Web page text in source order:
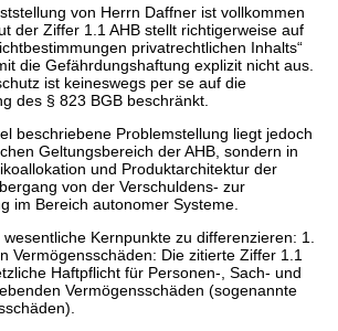
von Herrn Daffner ist vollkommen
der Ziffer 1.1 AHB stellt richtigerweise auf
privatrechtlichen Inhalts“
die Gefährdungshaftung explizit nicht aus.
ist keineswegs per se auf die
des § 823 BGB beschränkt.
beschriebene Problemstellung liegt jedoch
Geltungsbereich der AHB, sondern in
und Produktarchitektur der
von der Verschuldens- zur
im Bereich autonomer Systeme.
Kernpunkte zu differenzieren: 1.
Vermögensschäden: Die zitierte Ziffer 1.1
Haftpflicht für Personen-, Sach- und
Vermögensschäden (sogenannte